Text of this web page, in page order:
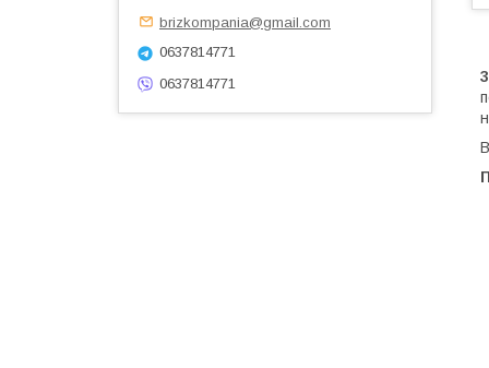
brizkompania@gmail.com
0637814771
0637814771